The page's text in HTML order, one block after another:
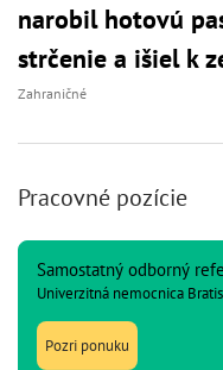
narobil hotovú
strčenie a išiel k
Zahraničné
Pracovné pozície
Samostatný odborný
Univerzitná nemocnica
Pozri ponuku